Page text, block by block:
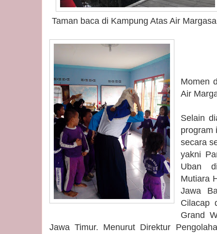
Taman baca di Kampung Atas Air
Momen
Air
Selain
program
secara
yakni
Uban
Mutiara
Jawa
Cilacap
Grand
Jawa Timur. Menurut Direktur